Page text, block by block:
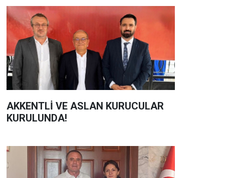
AKKENTLİ VE ASLAN KURUCULAR
KURULUNDA!